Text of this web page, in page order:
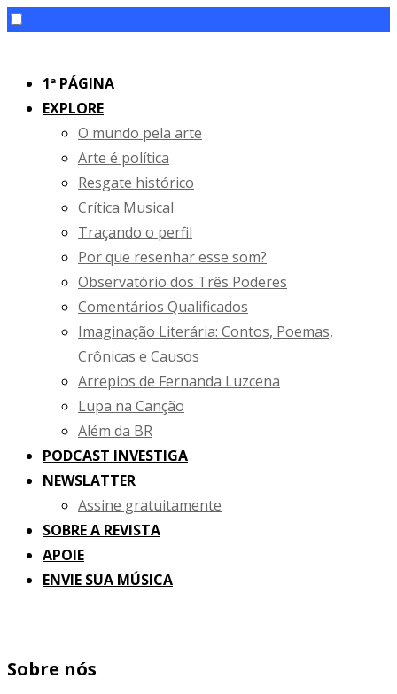
content1ª PÁGINA
EXPLORE
O mundo pela arte
Arte é política
Resgate histórico
Crítica Musical
Traçando o perfil
Por que resenhar esse som?
Observatório dos Três Poderes
Comentários Qualificados
Imaginação Literária: Contos, Poemas,
Crônicas e Causos
Arrepios de Fernanda Luzcena
Lupa na Canção
Além da BR
PODCAST INVESTIGA
NEWSLATTER
Assine gratuitamente
SOBRE A REVISTA
APOIE
ENVIE SUA MÚSICA
Sobre nós